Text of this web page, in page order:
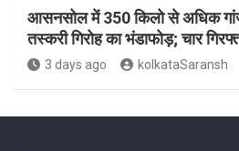
आसनसोल में 350 किलो से अधिक
तस्करी गिरोह का भंडाफोड़; चार
3 days ago kolkataSaransh